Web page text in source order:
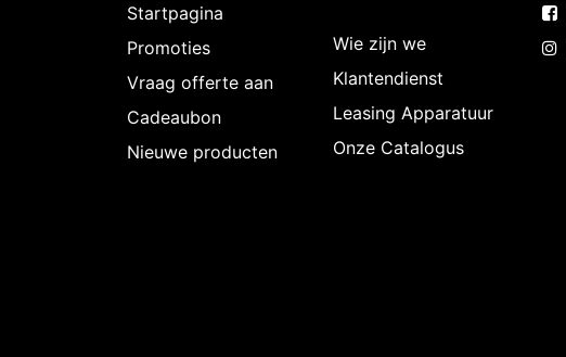
Startpagina
Promoties
Vraag offerte aan
Cadeaubon
Nieuwe producten
Wie zijn we
Klantendienst
Leasing Apparatuur
Onze Catalogus